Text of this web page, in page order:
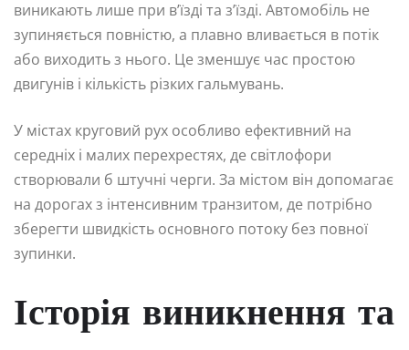
виникають лише при в’їзді та з’їзді. Автомобіль не
зупиняється повністю, а плавно вливається в потік
або виходить з нього. Це зменшує час простою
двигунів і кількість різких гальмувань.
У містах круговий рух особливо ефективний на
середніх і малих перехрестях, де світлофори
створювали б штучні черги. За містом він допомагає
на дорогах з інтенсивним транзитом, де потрібно
зберегти швидкість основного потоку без повної
зупинки.
Історія виникнення та